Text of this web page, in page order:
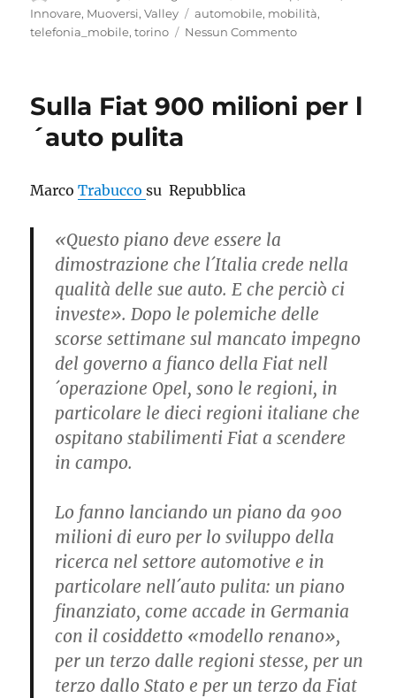
il
Innovare, Muoversi,Valley Tag
automobile, mobilità,
telefonia_mobile,torino Nessun Commento
Sulla Fiat 900 milioni per l
´auto pulita
MarcoTrabuccosu Repubblica
«Questo piano deve essere la
dimostrazione che l´Italia crede nella
qualità delle sue auto. E che perciò ci
investe». Dopo le polemiche delle
scorse settimane sul mancato impegno
del governo a fianco della Fiat nell
´operazione Opel, sono le regioni, in
particolare le dieci regioni italiane che
ospitano stabilimenti Fiat a scendere
in campo.
Lo fanno lanciando un piano da 900
milioni di euro per lo sviluppo della
ricerca nel settore automotive e in
particolare nell´auto pulita: un piano
finanziato, come accade in Germania
con il cosiddetto «modello renano»,
per un terzo dalle regioni stesse, per un
terzo dallo Stato e per un terzo da Fiat